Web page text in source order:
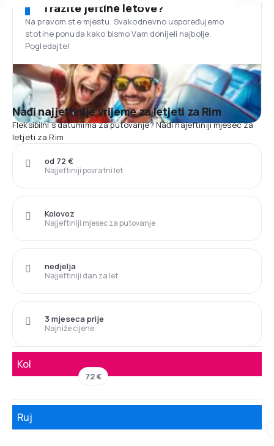
Tražite jeftine letove?
Na pravom ste mjestu. Svakodnevno uspoređujemo
stotine ponuda kako bismo Vam donijeli najbolje.
Pogledajte!
Nađi najjeftinije vrijeme za letjeti za Rim
Fleksibilni s datumima za putovanje? Nađi najeftiniji mjesec za
letjeti za Rim
Najjeftiniji povratni let
od 72 €
Najjeftiniji mjesec za putovanje
Kolovoz
Najjeftiniji dan za let
nedjelja
Najniže cijene
3 mjeseca prije
Kol
72 €
Ruj